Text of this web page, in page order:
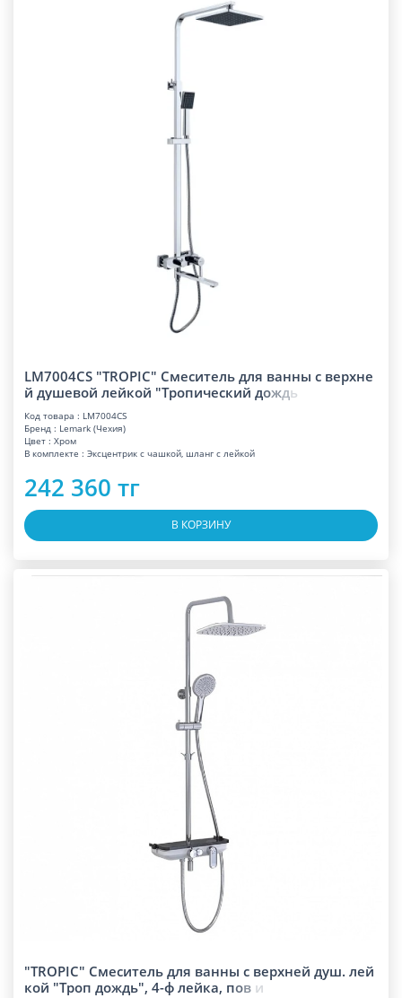
LM7004CS "TROPIC" Смеситель для ванны с верхне
й душевой лейкой "Тропический дождь
Код товара : LM7004CS
Бренд : Lemark (Чехия)
Цвет : Хром
В комплекте : Эксцентрик с чашкой, шланг с лейкой
242 360 тг
В КОРЗИНУ
"TROPIC" Смеситель для ванны с верхней душ. лей
кой "Троп дождь", 4-ф лейка, пов и